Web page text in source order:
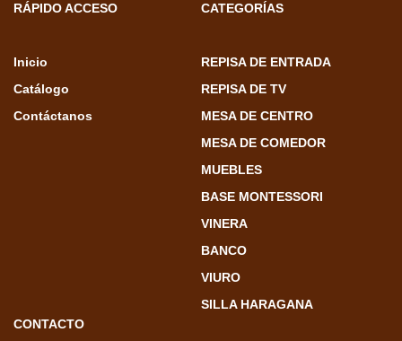
RÁPIDO ACCESO
Inicio
Catálogo
Contáctanos
CATEGORÍAS​
REPISA DE ENTRADA
REPISA DE TV
MESA DE CENTRO
MESA DE COMEDOR
MUEBLES
BASE MONTESSORI
VINERA
BANCO
VIURO
SILLA HARAGANA
CONTACTO